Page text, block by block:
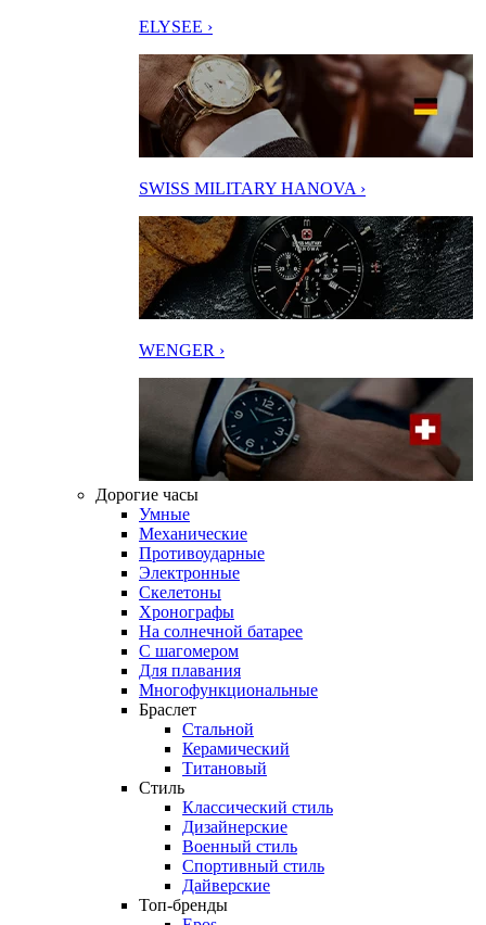
ELYSEE ›
SWISS MILITARY HANOVA ›
WENGER ›
Дорогие часы
Умные
Механические
Противоударные
Электронные
Скелетоны
Хронографы
На солнечной батарее
С шагомером
Для плавания
Многофункциональные
Браслет
Стальной
Керамический
Титановый
Стиль
Классический стиль
Дизайнерские
Военный стиль
Спортивный стиль
Дайверские
Топ-бренды